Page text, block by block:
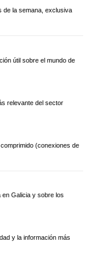
de la semana, exclusiva
útil sobre el mundo de
relevante del sector
(conexiones de
Galicia y sobre los
y la información más